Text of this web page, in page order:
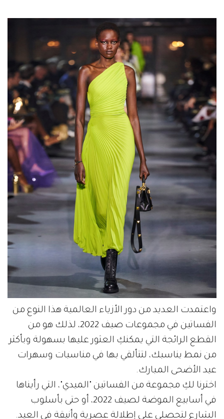
واعتمدت العديد من دور الأزياء العالمية هذا النوع من
الفساتين في مجموعات صيف 2022، لذلك هو من
القطع الرائجة التي يمكنكِ العثور عليها بسهولة وبأكثر
من نمط يناسبك، لتتألقي بها في مناسبات وسهرات
عيد الأضحى المبارك.
اخترنا لكِ مجموعة من الفساتين "الميدي"، التي رأيناها
في أسابيع الموضة لصيف 2022، أو حتى بأسلوب
الشارع لتحصلي على إطلالة عصرية وأنيقة في العيد.